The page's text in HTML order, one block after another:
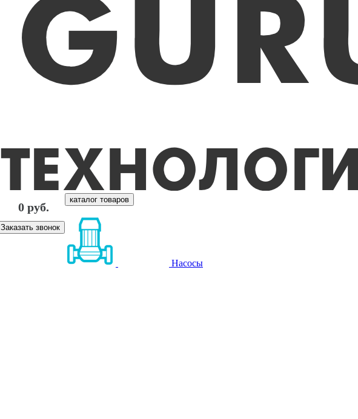
0 руб.
Заказать звонок
каталог товаров
Насосы